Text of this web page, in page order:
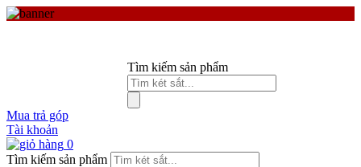
Tìm kiếm sản phẩm
Mua trả góp
Tài khoản
0
Tìm kiếm sản phẩm